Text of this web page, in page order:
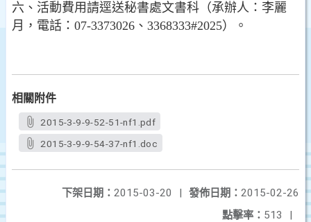
六、活動費用請逕送秘書處文書科（承辦人：李麗
月，電話：07-3373026、3368333#2025）。
相關附件
2015-3-9-9-52-51-nf1.pdf
2015-3-9-9-54-37-nf1.doc
發佈日期： 2015-02-26
下架日期： 2015-03-20
|
點擊率： 513 |